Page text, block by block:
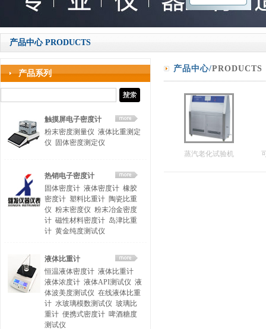
产品中心 PRODUCTS
产品系列
触摸屏电子密度计
粉末密度测量仪 液体比重测定
仪
固体密度测定仪
热销电子密度计
固体密度计 液体密度计 橡胶
密度计 塑料比重计 陶瓷比重
仪 粉末密度仪 粉末冶金密度
计 磁性材料密度计 岛津比重
计 黄金纯度测试仪
液体比重计
恒温液体密度计 液体比重计
液体浓度计 液体API测试仪 液
体波美度测试仪 在线液体比重
计 水玻璃模数测试仪 玻璃比
重计 便携式密度计 啤酒糖度
测试仪
产品中心/PRODUCTS
蒸汽老化试验机